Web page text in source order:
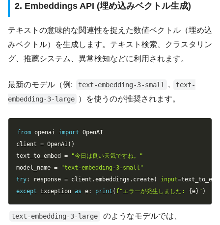
2. Embeddings API (埋め込みベクトル生成)
テキストの意味的な関連性を捉えた数値ベクトル（埋め込
みベクトル）を生成します。テキスト検索、クラスタリン
グ、推薦システム、異常検知などに利用されます。
最新のモデル（例: text-embedding-3-small ,
text-
embedding-3-large ）を使うのが推奨されます。
from openai import OpenAI
client = OpenAI ( )
text_to_embed =
"今日は良い天気ですね。"
model_name =
"text-embedding-3-small"
try: response = client .embeddings . create( input=
except Exception as e: print ( f"エラーが発生しました: {e} " )
text-embedding-3-large のようなモデルでは、